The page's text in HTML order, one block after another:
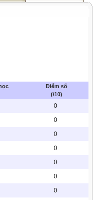
Điểm số
(/10)
0
0
0
0
0
0
0